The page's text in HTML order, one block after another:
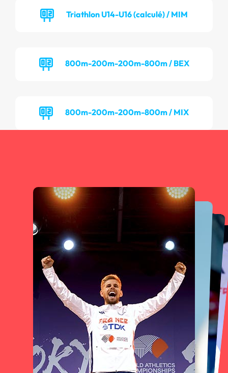
Triathlon U14-U16 (calculé) / MIM
800m-200m-200m-800m / BEX
800m-200m-200m-800m / MIX